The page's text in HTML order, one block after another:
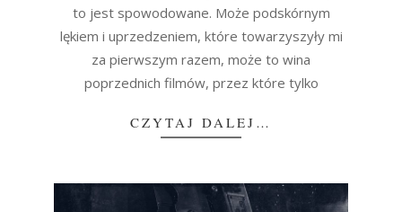
to jest spowodowane. Może podskórnym
lękiem i uprzedzeniem, które towarzyszyły mi
za pierwszym razem, może to wina
poprzednich filmów, przez które tylko
CZYTAJ DALEJ…